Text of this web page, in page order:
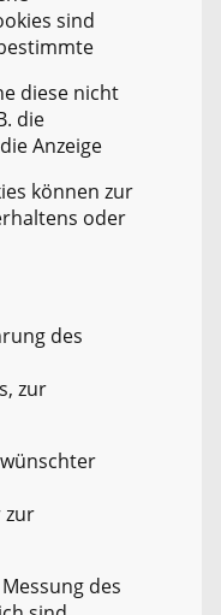
sind
diese nicht
die
Anzeige
können zur
oder
des
zur
zur
des